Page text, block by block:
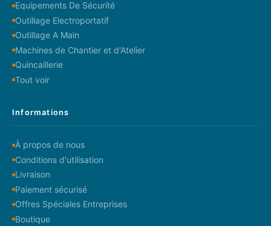
Equipements De Sécurité
Outillage Electroportatif
Outillage A Main
Machines de Chantier et d'Atelier
Quincaillerie
Tout voir
Informations
À propos de nous
Conditions d'utilisation
Livraison
Paiement sécurisé
Offres Spéciales Entreprises
Boutique